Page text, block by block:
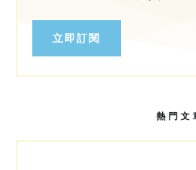
立即訂閱
熱門文